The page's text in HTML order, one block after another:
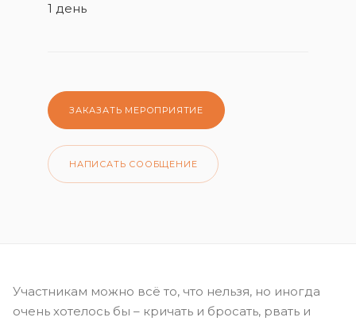
1 день
ЗАКАЗАТЬ МЕРОПРИЯТИЕ
НАПИСАТЬ СООБЩЕНИЕ
Участникам можно всё то, что нельзя, но иногда
очень хотелось бы – кричать и бросать, рвать и